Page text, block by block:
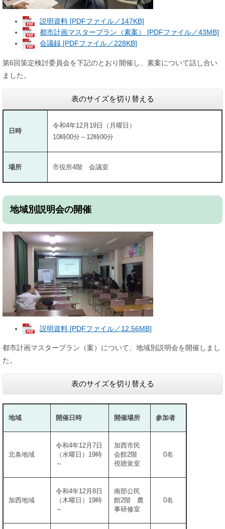
説明資料 [PDFファイル／147KB]
都市計画マスタープラン（素案） [PDFファイル／43MB]
会議録 [PDFファイル／228KB]
第6回策定検討委員会を下記のとおり開催し、素案について話し合い
ました。
表のサイズを切り替える
日時
令和4年12月19日（月曜日）
10時00分～12時00分
場所 市役所4階 会議室
地域別説明会の開催
説明資料 [PDFファイル／12.56MB]
都市計画マスタープラン（案）について、地域別説明会を開催しまし
た。
表のサイズを切り替える
地域 開催日時 開催場所 参加者
北条地域
令和4年12月7日
（水曜日）19時
～
加西市民
会館2階
視聴覚室
0名
加西地域
令和4年12月8日
（木曜日）19時
～
南部公民
館2階 農
事研修室
0名